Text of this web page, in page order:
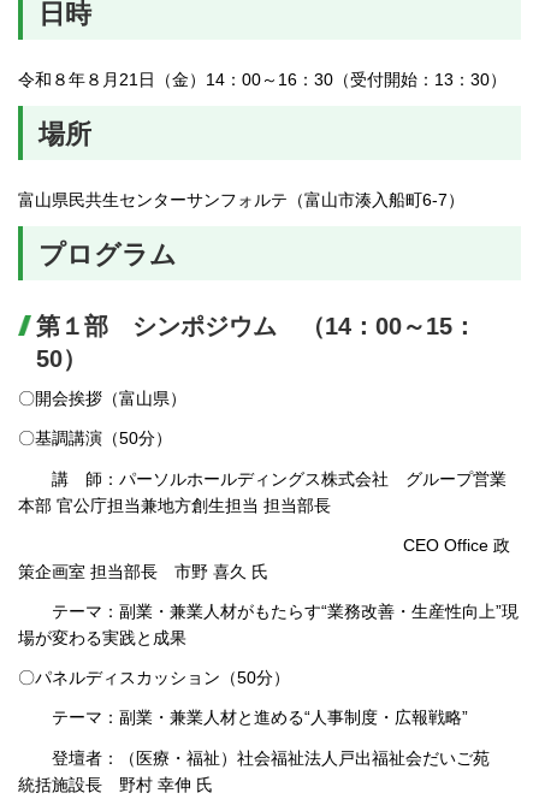
日時
令和８年８月21日（金）14：00～16：30（受付開始：13：30）
場所
富山県民共生センターサンフォルテ（富山市湊入船町6-7）
プログラム
第１部 シンポジウム （14：00～15：
50）
〇開会挨拶（富山県）
〇基調講演（50分）
講 師：パーソルホールディングス株式会社 グループ営業
本部 官公庁担当兼地方創生担当 担当部長
CEO Office 政
策企画室 担当部長 市野 喜久 氏
テーマ：副業・兼業人材がもたらす“業務改善・生産性向上”現
場が変わる実践と成果
〇パネルディスカッション（50分）
テーマ：副業・兼業人材と進める“人事制度・広報戦略”
登壇者：（医療・福祉）社会福祉法人戸出福祉会だいご苑
統括施設長 野村 幸伸 氏